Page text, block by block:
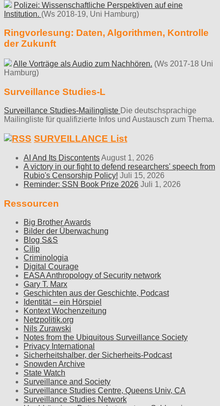
Polizei: Wissenschaftliche Perspektiven auf eine
Institution. (Ws 2018-19, Uni Hamburg)
Ringvorlesung: Daten, Algorithmen, Kontrolle
der Zukunft
Alle Vorträge als Audio zum Nachhören. (Ws 2017-18 Uni
Hamburg)
Surveillance Studies-L
Surveillance Studies-Mailingliste Die deutschsprachige
Mailingliste für qualifizierte Infos und Austausch zum Thema.
SURVEILLANCE List
AI And Its DiscontentsAugust 1, 2026
A victory in our fight to defend researchers' speech from
Rubio's Censorship Policy! Juli 15, 2026
Reminder: SSN Book Prize 2026 Juli 1, 2026
Ressourcen
Big Brother Awards
Bilder der Überwachung
Blog S&S
Cilip
Criminologia
Digital Courage
EASA Anthropology of Security network
Gary T. Marx
Geschichten aus der Geschichte, Podcast
Identität – ein Hörspiel
Kontext Wochenzeitung
Netzpolitik.org
Nils Zurawski
Notes from the Ubiquitous Surveillance Society
Privacy International
Sicherheitshalber, der Sicherheits-Podcast
Snowden Archive
State Watch
Surveillance and Society
Surveillance Studies Centre, Queens Univ, CA
Surveillance Studies Network